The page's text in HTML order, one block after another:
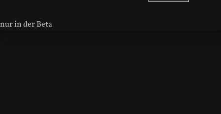
nur in der Beta